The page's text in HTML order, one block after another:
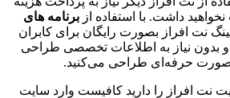
داشت. با استفاده از برنامه های
نت افراز بصورت رایگان برای کابران
بدون نیاز به اطلاعات تخصصی طراحی
حرفه‌ای طراحی می‌کنید.
نت افراز را دارید کافیست وارد سایت